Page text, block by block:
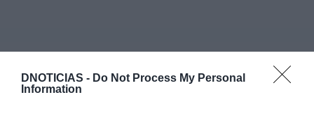
DNOTICIAS - Do Not Process My Personal
Information
"O resultado do exercício fiscal de 2027 continua
fortemente exposto a fatores externos adversos,